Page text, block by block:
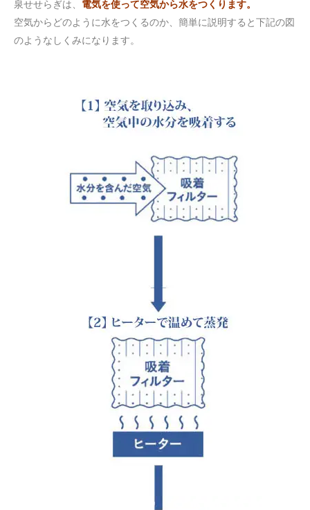
泉せせらぎは、 電気を使って空気から水をつくります。
空気からどのように水をつくるのか、簡単に説明すると下記の図
のようなしくみになります。